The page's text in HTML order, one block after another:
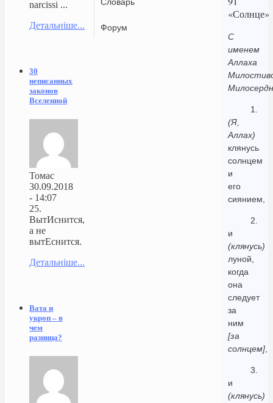
Форум
«Солнце»
С
именем
Аллаха
1.
(Я,
Аллах)
клянусь
солнцем
и
его
сиянием,
2.
и
(клянусь)
луной,
когда
она
следует
за
ним
[за
солнцем],
3.
и
(клянусь)
narcissi ...
Детальніше...
30
неписанных
законов
Вселенной
Томас
30.09.2018
- 14:07
25.
ВытИснится,
а не
вытЕснится.
Детальніше...
Вата и
укроп – в
чем
разница?